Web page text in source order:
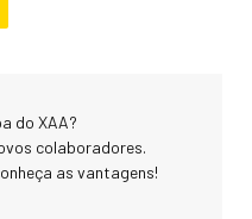
do XAA?
colaboradores.
as vantagens!